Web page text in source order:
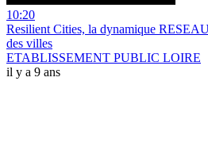
10:20
Resilient Cities, la dynamique
des villes
ETABLISSEMENT PUBLIC LOIRE
il y a 9 ans